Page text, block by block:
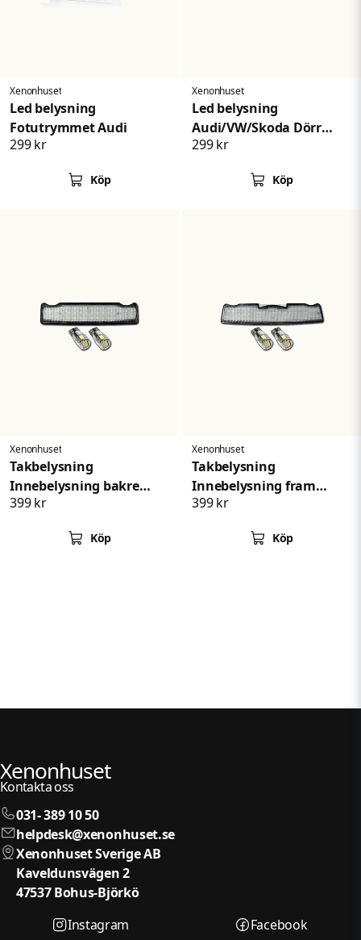
Xenonhuset
Led belysning
Fotutrymmet Audi
299 kr
Köp
Xenonhuset
Led belysning
Audi/VW/Skoda Dörr
bagageutrymme
299 kr
Köp
Xenonhuset
Takbelysning
Innebelysning bakre
BMW
399 kr
Köp
Xenonhuset
Takbelysning
Innebelysning fram
BMW
399 kr
Köp
Xenonhuset
Kontakta oss
031- 389 10 50
helpdesk@xenonhuset.se
Xenonhuset Sverige AB
Kaveldunsvägen 2
47537 Bohus-Björkö
Instagram
Facebook